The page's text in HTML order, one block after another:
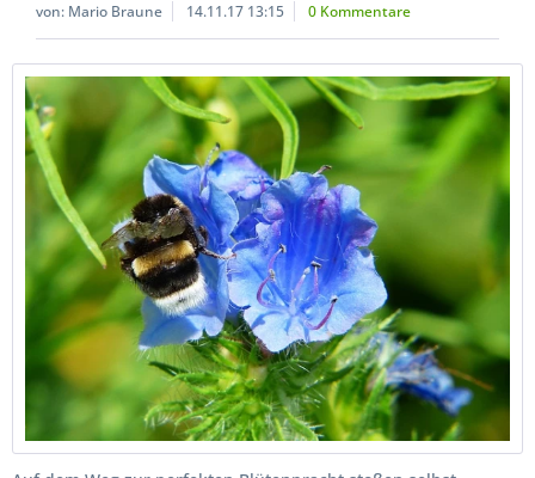
von: Mario Braune 14.11.17 13:15 0 Kommentare